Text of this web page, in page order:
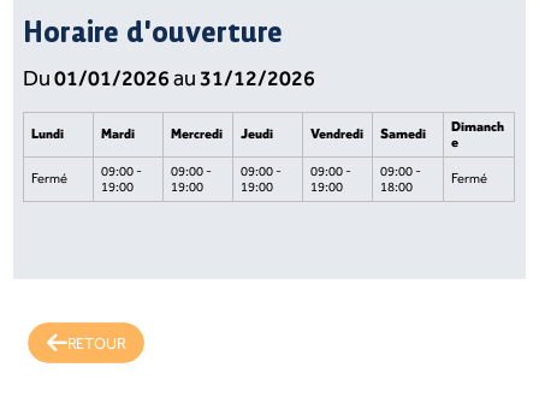
Horaire d'ouverture
Du01/01/2026au31/12/2026
Lundi Mardi Mercredi Jeudi Vendredi Samedi
Dimanch
e
Fermé
09:00 -
19:00
09:00 -
19:00
09:00 -
19:00
09:00 -
19:00
09:00 -
18:00
Fermé
RETOUR